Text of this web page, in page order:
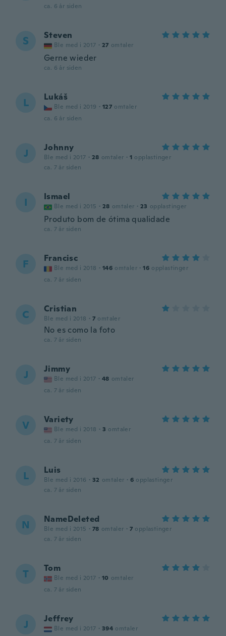
ca. 6 år siden
S Steven
Ble med i 2017 · 27 omtaler
Gerne wieder
ca. 6 år siden
L Lukáš
Ble med i 2019 · 127 omtaler
ca. 6 år siden
J Johnny
Ble med i 2017 · 28 omtaler · 1 opplastinger
ca. 7 år siden
I Ismael
Ble med i 2015 · 28 omtaler · 23 opplastinger
Produto bom de ótima qualidade
ca. 7 år siden
F Francisc
Ble med i 2018 · 146 omtaler · 16 opplastinger
ca. 7 år siden
C Cristian
Ble med i 2018 · 7 omtaler
No es como la foto
ca. 7 år siden
J Jimmy
Ble med i 2017 · 48 omtaler
ca. 7 år siden
V Variety
Ble med i 2018 · 3 omtaler
ca. 7 år siden
L Luis
Ble med i 2016 · 32 omtaler · 6 opplastinger
ca. 7 år siden
N NameDeleted
Ble med i 2015 · 78 omtaler · 7 opplastinger
ca. 7 år siden
T Tom
Ble med i 2017 · 10 omtaler
ca. 7 år siden
J Jeffrey
Ble med i 2017 · 394 omtaler